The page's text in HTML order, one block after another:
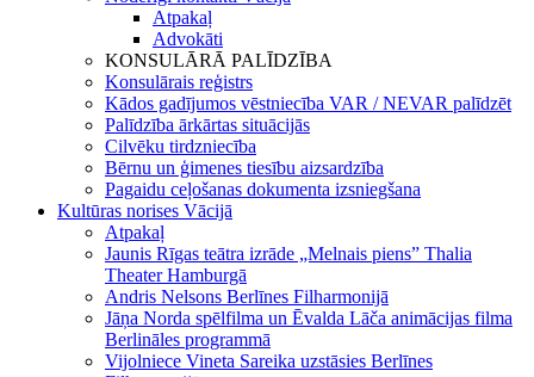
Atpakaļ
Advokāti
KONSULĀRĀ PALĪDZĪBA
Konsulārais reģistrs
Kādos gadījumos vēstniecība VAR / NEVAR palīdzēt
Palīdzība ārkārtas situācijās
Cilvēku tirdzniecība
Bērnu un ģimenes tiesību aizsardzība
Pagaidu ceļošanas dokumenta izsniegšana
Kultūras norises Vācijā
Atpakaļ
Jaunis Rīgas teātra izrāde „Melnais piens” Thalia
Theater Hamburgā
Andris Nelsons Berlīnes Filharmonijā
Jāņa Norda spēlfilma un Ēvalda Lāča animācijas filma
Berlināles programmā
Vijolniece Vineta Sareika uzstāsies Berlīnes